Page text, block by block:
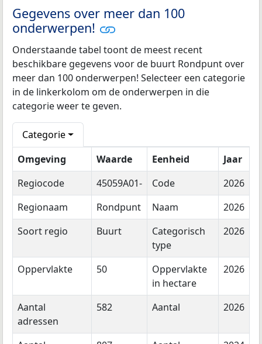
Gegevens over meer dan 100
onderwerpen!
Onderstaande tabel toont de meest recent
beschikbare gegevens voor de buurt Rondpunt over
meer dan 100 onderwerpen! Selecteer een categorie
in de linkerkolom om de onderwerpen in die
categorie weer te geven.
Categorie
Omgeving
Waarde Eenheid
Jaar
Regiocode
45059A01- Code
2026
Regionaam
Rondpunt Naam
2026
Soort regio
Buurt
Categorisch
type
2026
Oppervlakte 50
Oppervlakte
in hectare
2026
Aantal
adressen
582 Aantal 2026